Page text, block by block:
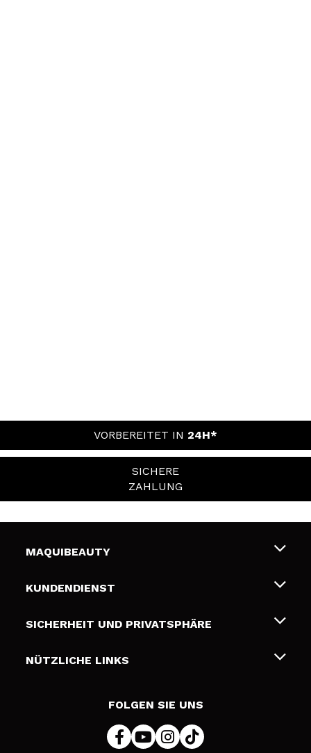
VORBEREITET IN 24H*
SICHERE
ZAHLUNG
MAQUIBEAUTY
Über uns
Geschenkkarten
KUNDENDIENST
Liefer- und Versandkosten
Zahlung
SICHERHEIT UND PRIVATSPHÄRE
Bedingungen und Datenschutz
NÜTZLICHE LINKS
FOLGEN SIE UNS